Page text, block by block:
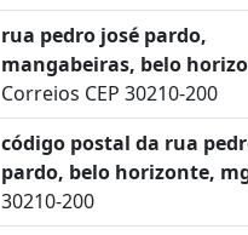
rua pedro josé pardo,
mangabeiras, belo
Correios CEP 30210-200
código postal da rua
pardo, belo horizonte,
30210-200